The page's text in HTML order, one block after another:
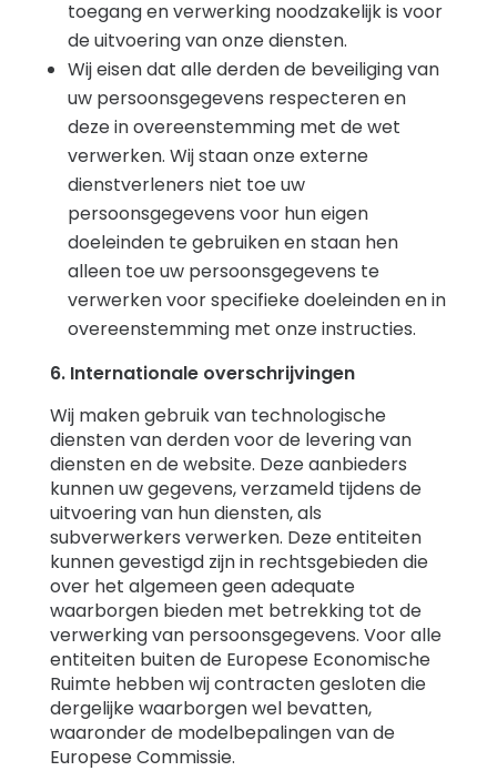
toegang en verwerking noodzakelijk is voor
de uitvoering van onze diensten.
Wij eisen dat alle derden de beveiliging van
uw persoonsgegevens respecteren en
deze in overeenstemming met de wet
verwerken. Wij staan ​​onze externe
dienstverleners niet toe uw
persoonsgegevens voor hun eigen
doeleinden te gebruiken en staan ​​hen
alleen toe uw persoonsgegevens te
verwerken voor specifieke doeleinden en in
overeenstemming met onze instructies.
6. Internationale overschrijvingen
Wij maken gebruik van technologische
diensten van derden voor de levering van
diensten en de website. Deze aanbieders
kunnen uw gegevens, verzameld tijdens de
uitvoering van hun diensten, als
subverwerkers verwerken. Deze entiteiten
kunnen gevestigd zijn in rechtsgebieden die
over het algemeen geen adequate
waarborgen bieden met betrekking tot de
verwerking van persoonsgegevens. Voor alle
entiteiten buiten de Europese Economische
Ruimte hebben wij contracten gesloten die
dergelijke waarborgen wel bevatten,
waaronder de modelbepalingen van de
Europese Commissie.